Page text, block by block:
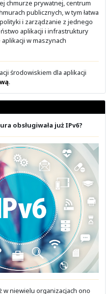
Systems
firmy Cisco
A co jeśli to nie wina
a Partnera?